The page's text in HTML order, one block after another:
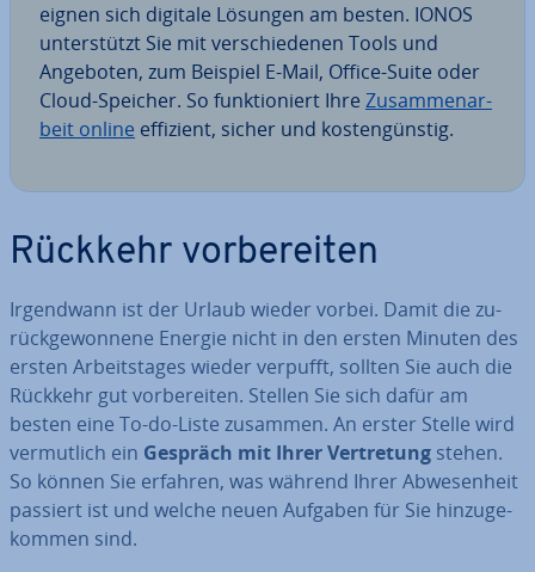
eignen sich digitale Lösungen am besten. IONOS
un­ter­stützt Sie mit ver­schie­de­nen Tools und
Angeboten, zum Beispiel E-Mail, Office-Suite oder
Cloud-Speicher. So funk­tio­niert Ihre Zu­sam­men­ar­
beit online effizient, sicher und kos­ten­güns­tig.
Rückkehr vor­be­rei­ten
Ir­gend­wann ist der Urlaub wieder vorbei. Damit die zu­
rück­ge­won­ne­ne Energie nicht in den ersten Minuten des
ersten Ar­beits­ta­ges wieder verpufft, sollten Sie auch die
Rückkehr gut vor­be­rei­ten. Stellen Sie sich dafür am
besten eine To-do-Liste zusammen. An erster Stelle wird
ver­mut­lich ein Gespräch mit Ihrer Ver­tre­tung stehen.
So können Sie erfahren, was während Ihrer Ab­we­sen­heit
passiert ist und welche neuen Aufgaben für Sie hin­zu­ge­
kom­men sind.